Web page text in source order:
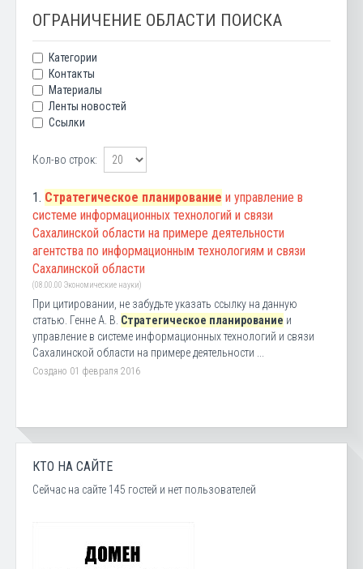
ОГРАНИЧЕНИЕ ОБЛАСТИ ПОИСКА
Категории
Контакты
Материалы
Ленты новостей
Ссылки
Кол-во строк:
1. Стратегическое планирование и управление в
системе информационных технологий и связи
Сахалинской области на примере деятельности
агентства по информационным технологиям и связи
Сахалинской области
(08.00.00 Экономические науки)
При цитировании, не забудьте указать ссылку на данную
статью. Генне А. В. Стратегическое планирование и
управление в системе информационных технологий и связи
Сахалинской области на примере деятельности ...
Создано 01 февраля 2016
КТО НА САЙТЕ
Сейчас на сайте 145 гостей и нет пользователей